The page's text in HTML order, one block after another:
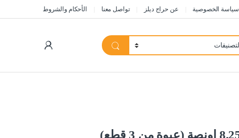
سياسة الخصوصية عن حراج ديلز تواصل معنا الأحكام والشروط